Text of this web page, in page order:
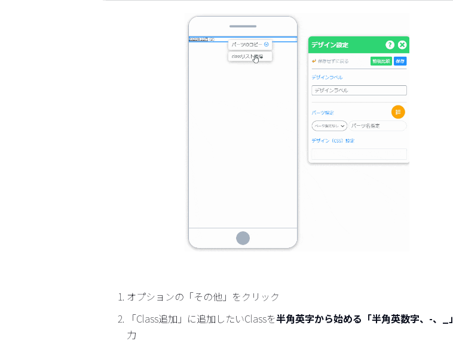
オプションの「その他」をクリック
「Class追加」に追加したいClassを半角英字から始める「半角英数字、-、_」
力